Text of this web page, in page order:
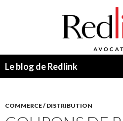
Le blog de Redlink
COMMERCE / DISTRIBUTION